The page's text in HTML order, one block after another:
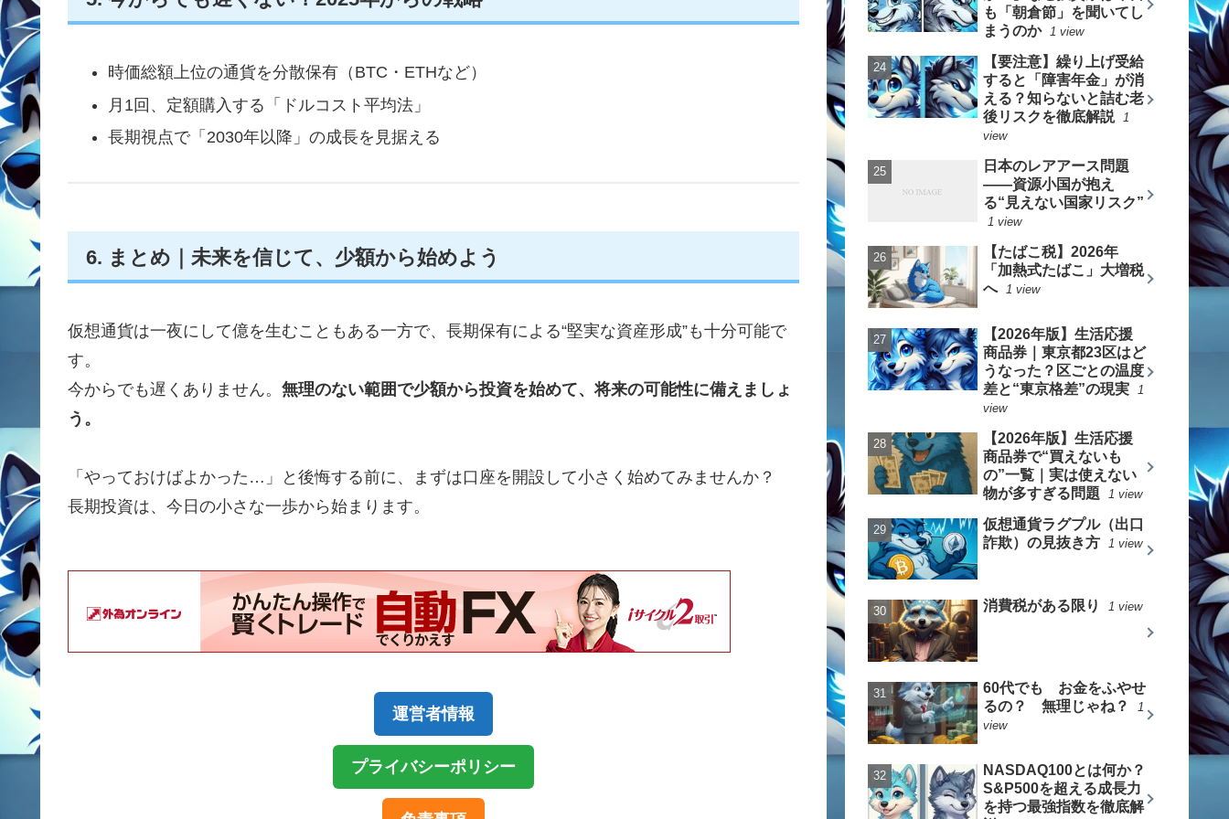
時価総額上位の通貨を分散保有（BTC・ETHなど）
月1回、定額購入する「ドルコスト平均法」
長期視点で「2030年以降」の成長を見据える
6. まとめ｜未来を信じて、少額から始めよう
仮想通貨は一夜にして億を生むこともある一方で、長期保有による“堅実な資産形成”も十分可能で
す。
今からでも遅くありません。 無理のない範囲で少額から投資を始めて、将来の可能性に備えましょ
う。
「やっておけばよかった…」と後悔する前に、まずは口座を開設して小さく始めてみませんか？
長期投資は、今日の小さな一歩から始まります。
運営者情報
プライバシーポリシー
も「朝倉節」を聞いてし
まうのか
1 view
【要注意】繰り上げ受給
すると「障害年金」が消
える？知らないと詰む老
後リスクを徹底解説
1
view
日本のレアアース問題
――資源小国が抱え
る“見えない国家リスク”
1 view
【たばこ税】2026年
「加熱式たばこ」大増税
へ
1 view
【2026年版】生活応援
商品券｜東京都23区はど
うなった？区ごとの温度
差と“東京格差”の現実
1
view
【2026年版】生活応援
商品券で“買えないも
の”一覧｜実は使えない
物が多すぎる問題
1 view
仮想通貨ラグプル（出口
詐欺）の見抜き方
1 view
消費税がある限り 1 view
60代でも お金をふやせ
るの？ 無理じゃね？
1
view
NASDAQ100とは何か？
S&P500を超える成長力
を持つ最強指数を徹底解